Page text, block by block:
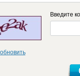
обновить
Введите